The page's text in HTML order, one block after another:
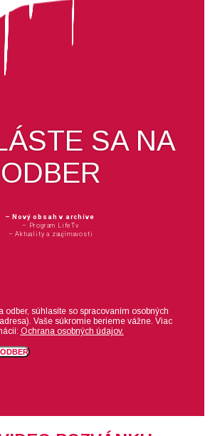
SA NA
ODBER
– Nový obsah v archíve
– Program LifeTv
– Aktuality a zaujímavosti
odber, súhlasíte so spracovaním osobných
Vaše súkromie berieme vážne. Viac
Ochrana osobných údajov.